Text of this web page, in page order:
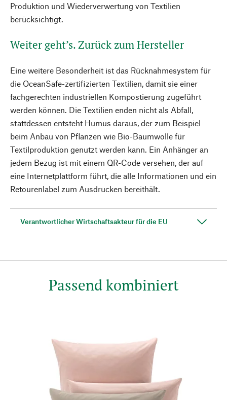
Produktion und Wiederverwertung von Textilien
berücksichtigt.
Weiter geht’s. Zurück zum Hersteller
Eine weitere Besonderheit ist das Rücknahmesystem für
die OceanSafe-zertifizierten Textilien, damit sie einer
fachgerechten industriellen Kompostierung zugeführt
werden können. Die Textilien enden nicht als Abfall,
stattdessen entsteht Humus daraus, der zum Beispiel
beim Anbau von Pflanzen wie Bio-Baumwolle für
Textilproduktion genutzt werden kann. Ein Anhänger an
jedem Bezug ist mit einem QR-Code versehen, der auf
eine Internetplattform führt, die alle Informationen und ein
Retourenlabel zum Ausdrucken bereithält.
Verantwortlicher Wirtschaftsakteur für die EU
Passend kombiniert